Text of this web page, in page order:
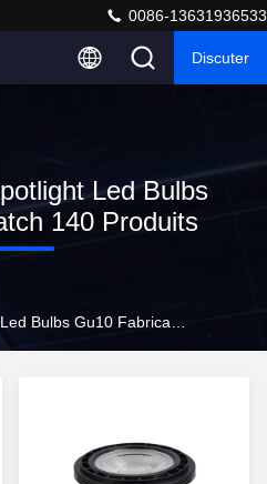
0086-13631936533
Discuter
Led Bulbs
140 Produits